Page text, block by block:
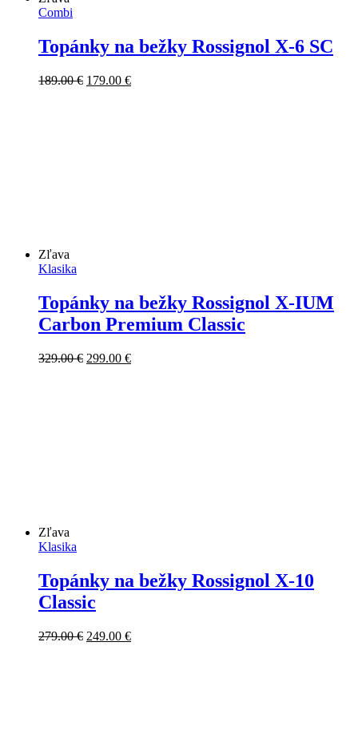
Combi
Topánky na bežky Rossignol X-6 SC
189.00€ Pôvodná
179.00 €Aktuálna
Zľava
Klasika
Topánky na bežky Rossignol X-IUM
Carbon Premium Classic
329.00€ Pôvodná
299.00 €Aktuálna
Zľava
Klasika
Topánky na bežky Rossignol X-10
Classic
279.00€ Pôvodná
249.00 €Aktuálna